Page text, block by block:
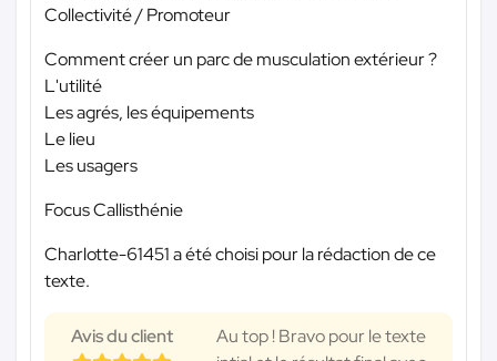
Collectivité / Promoteur
Comment créer un parc de musculation extérieur ?
L'utilité
Les agrés, les équipements
Le lieu
Les usagers
Focus Callisthénie
Charlotte-61451 a été choisi pour la rédaction de ce
texte.
Avis du client
Au top ! Bravo pour le texte